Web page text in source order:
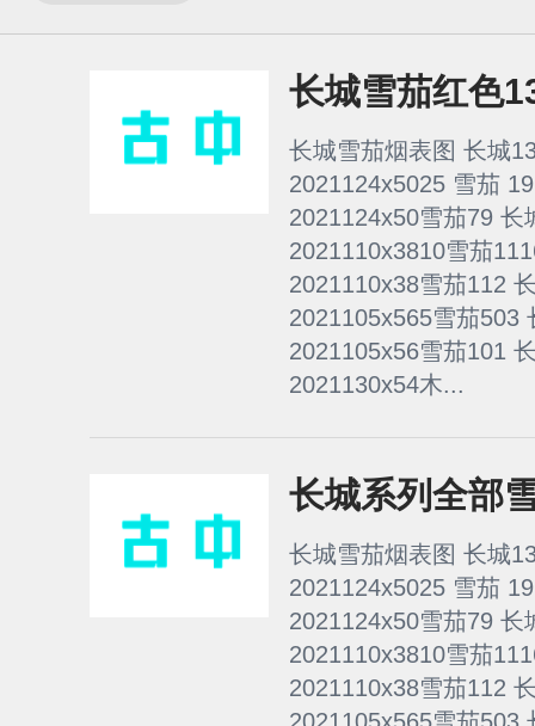
长城雪茄红色
长城雪茄烟表图 长城
2021124x5025 雪茄
2021124x50雪茄79 长
2021110x3810雪茄
2021110x38雪茄112
2021105x565雪茄503
2021105x56雪茄101
2021130x54木...
长城系列全部
长城雪茄烟表图 长城
2021124x5025 雪茄
2021124x50雪茄79 长
2021110x3810雪茄
2021110x38雪茄112